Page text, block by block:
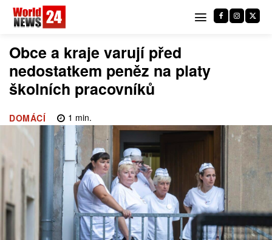
Obce a kraje varují před
nedostatkem peněz na platy
školních pracovníků
DOMÁCÍ 1 min.